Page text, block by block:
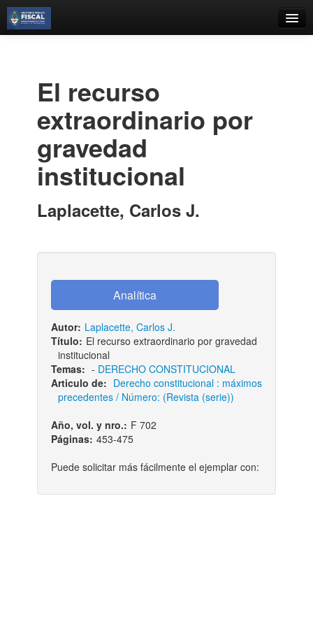
Estantes Virtuales
Contacto
Iniciar sesión
El recurso
extraordinario por
gravedad
institucional
Laplacette, Carlos J.
Autor: Laplacette, Carlos J.
Título: El recurso extraordinario por gravedad
institucional
Temas: - DERECHO CONSTITUCIONAL
Articulo de: Derecho constitucional : máximos
precedentes / Número: (Revista (serie))
Año, vol. y nro.: F 702
Páginas: 453-475
Puede solicitar más fácilmente el ejemplar con: